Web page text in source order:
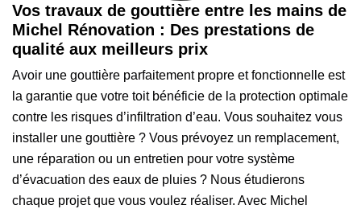
Vos travaux de gouttière entre les mains de
Michel Rénovation : Des prestations de
qualité aux meilleurs prix
Avoir une gouttière parfaitement propre et fonctionnelle est
la garantie que votre toit bénéficie de la protection optimale
contre les risques d’infiltration d’eau. Vous souhaitez vous
installer une gouttière ? Vous prévoyez un remplacement,
une réparation ou un entretien pour votre système
d’évacuation des eaux de pluies ? Nous étudierons
chaque projet que vous voulez réaliser. Avec Michel